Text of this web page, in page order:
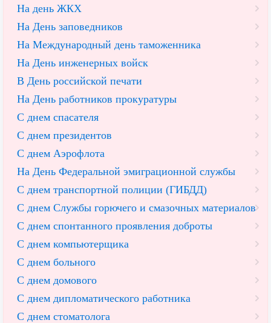
На день ЖКХ
На День заповедников
На Международный день таможенника
На День инженерных войск
В День российской печати
На День работников прокуратуры
С днем спасателя
С днем президентов
С днем Аэрофлота
На День Федеральной эмиграционной службы
С днем транспортной полиции (ГИБДД)
С днем Службы горючего и смазочных материалов
С днем спонтанного проявления доброты
С днем компьютерщика
С днем больного
С днем домового
С днем дипломатического работника
С днем стоматолога